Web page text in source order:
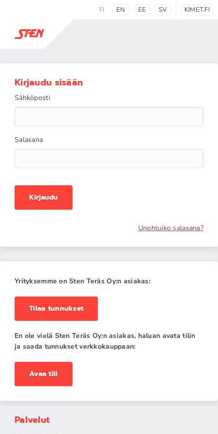
FI EN EE SV KIMET.FI
Kirjaudu sisään
Sähköposti
Salasana
Kirjaudu
Unohtuiko salasana?
Yrityksemme on Sten Teräs Oy:n asiakas:
Tilaa tunnukset
En ole vielä Sten Teräs Oy:n asiakas, haluan avata tilin
ja saada tunnukset verkkokauppaan:
Avaa tili
Palvelut